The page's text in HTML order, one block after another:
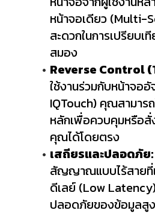
หน้าจอเดียว (Multi-
สะดวกในการเปรียบ
สมอง
Reverse Control
ใช้งานร่วมกับหน้าจออั
IQTouch) คุณสามาร
หลักเพื่อควบคุมหรือ
คุณได้โดยตรง
เสถียรและปลอดภัย:
สัญญาณแบบไร้สายที่
ดีเลย์ (Low
ปลอดภัยของข้อมูลสูง